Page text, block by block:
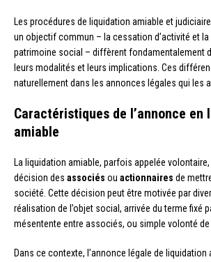
Les procédures de liquidation amiable et
un objectif commun – la cessation d’activité et la
patrimoine social – diffèrent fondamentalement
leurs modalités et leurs implications. Ces
naturellement dans les annonces légales qui les
Caractéristiques de l’annonce en
amiable
La liquidation amiable, parfois appelée volontaire,
décision des associés ou actionnaires de
société. Cette décision peut être motivée par
réalisation de l’objet social, arrivée du terme fixé
mésentente entre associés, ou simple volonté de
Dans ce contexte, l’annonce légale de liquidation